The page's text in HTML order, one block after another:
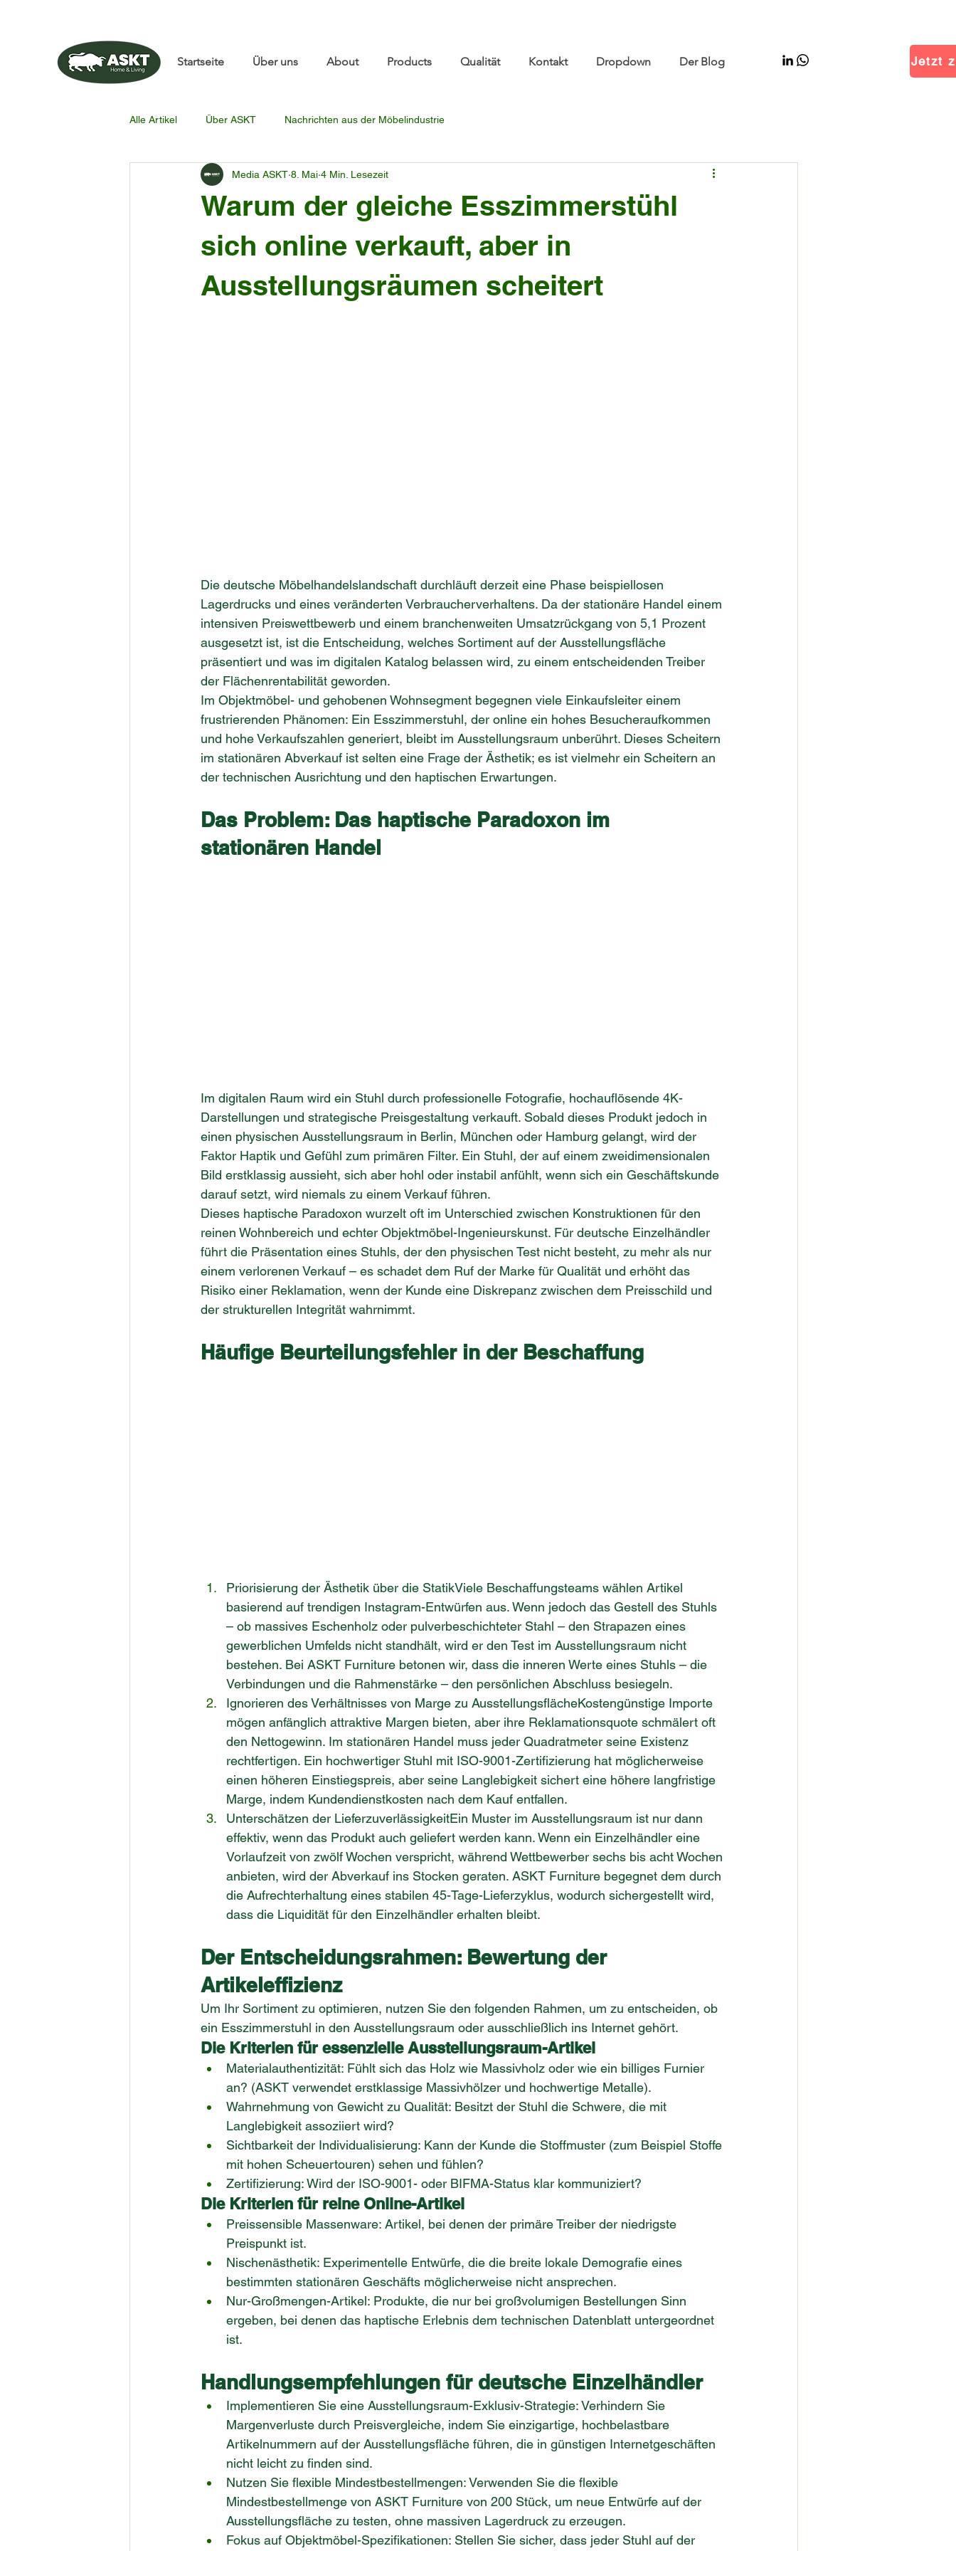
Startseite Über uns About Products Qualität Kontakt Dropdown Der Blog Jetzt
Alle Artikel Über ASKT Nachrichten aus der Möbelindustrie
Warum der gleiche Esszimmerstühl
sich online verkauft, aber in
Ausstellungsräumen scheitert
Media ASKT 8. Mai 4 Min. Lesezeit
Die deutsche Möbelhandelslandschaft durchläuft derzeit eine Phase beispiellosen
Lagerdrucks und eines veränderten Verbraucherverhaltens. Da der stationäre Handel einem
intensiven Preiswettbewerb und einem branchenweiten Umsatzrückgang von 5,1 Prozent
ausgesetzt ist, ist die Entscheidung, welches Sortiment auf der Ausstellungsfläche
präsentiert und was im digitalen Katalog belassen wird, zu einem entscheidenden Treiber
der Flächenrentabilität geworden.
Im Objektmöbel- und gehobenen Wohnsegment begegnen viele Einkaufsleiter einem
frustrierenden Phänomen: Ein Esszimmerstuhl, der online ein hohes Besucheraufkommen
und hohe Verkaufszahlen generiert, bleibt im Ausstellungsraum unberührt. Dieses Scheitern
im stationären Abverkauf ist selten eine Frage der Ästhetik; es ist vielmehr ein Scheitern an
der technischen Ausrichtung und den haptischen Erwartungen.
Das Problem: Das haptische Paradoxon im
stationären Handel
Im digitalen Raum wird ein Stuhl durch professionelle Fotografie, hochauflösende 4K-
Darstellungen und strategische Preisgestaltung verkauft. Sobald dieses Produkt jedoch in
einen physischen Ausstellungsraum in Berlin, München oder Hamburg gelangt, wird der
Faktor Haptik und Gefühl zum primären Filter. Ein Stuhl, der auf einem zweidimensionalen
Bild erstklassig aussieht, sich aber hohl oder instabil anfühlt, wenn sich ein Geschäftskunde
darauf setzt, wird niemals zu einem Verkauf führen.
Dieses haptische Paradoxon wurzelt oft im Unterschied zwischen Konstruktionen für den
reinen Wohnbereich und echter Objektmöbel-Ingenieurskunst. Für deutsche Einzelhändler
führt die Präsentation eines Stuhls, der den physischen Test nicht besteht, zu mehr als nur
einem verlorenen Verkauf – es schadet dem Ruf der Marke für Qualität und erhöht das
Risiko einer Reklamation, wenn der Kunde eine Diskrepanz zwischen dem Preisschild und
der strukturellen Integrität wahrnimmt.
Häufige Beurteilungsfehler in der Beschaffung
Priorisierung der Ästhetik über die StatikViele Beschaffungsteams wählen Artikel
basierend auf trendigen Instagram-Entwürfen aus. Wenn jedoch das Gestell des Stuhls
– ob massives Eschenholz oder pulverbeschichteter Stahl – den Strapazen eines
gewerblichen Umfelds nicht standhält, wird er den Test im Ausstellungsraum nicht
bestehen. Bei ASKT Furniture betonen wir, dass die inneren Werte eines Stuhls – die
Verbindungen und die Rahmenstärke – den persönlichen Abschluss besiegeln.
Ignorieren des Verhältnisses von Marge zu AusstellungsflächeKostengünstige Importe
mögen anfänglich attraktive Margen bieten, aber ihre Reklamationsquote schmälert oft
den Nettogewinn. Im stationären Handel muss jeder Quadratmeter seine Existenz
rechtfertigen. Ein hochwertiger Stuhl mit ISO-9001-Zertifizierung hat möglicherweise
einen höheren Einstiegspreis, aber seine Langlebigkeit sichert eine höhere langfristige
Marge, indem Kundendienstkosten nach dem Kauf entfallen.
Unterschätzen der LieferzuverlässigkeitEin Muster im Ausstellungsraum ist nur dann
effektiv, wenn das Produkt auch geliefert werden kann. Wenn ein Einzelhändler eine
Vorlaufzeit von zwölf Wochen verspricht, während Wettbewerber sechs bis acht Wochen
anbieten, wird der Abverkauf ins Stocken geraten. ASKT Furniture begegnet dem durch
die Aufrechterhaltung eines stabilen 45-Tage-Lieferzyklus, wodurch sichergestellt wird,
dass die Liquidität für den Einzelhändler erhalten bleibt.
Der Entscheidungsrahmen: Bewertung der
Artikeleffizienz
Um Ihr Sortiment zu optimieren, nutzen Sie den folgenden Rahmen, um zu entscheiden, ob
ein Esszimmerstuhl in den Ausstellungsraum oder ausschließlich ins Internet gehört.
Die Kriterien für essenzielle Ausstellungsraum-Artikel
Materialauthentizität: Fühlt sich das Holz wie Massivholz oder wie ein billiges Furnier
an? (ASKT verwendet erstklassige Massivhölzer und hochwertige Metalle).
Wahrnehmung von Gewicht zu Qualität: Besitzt der Stuhl die Schwere, die mit
Langlebigkeit assoziiert wird?
Sichtbarkeit der Individualisierung: Kann der Kunde die Stoffmuster (zum Beispiel Stoffe
mit hohen Scheuertouren) sehen und fühlen?
Zertifizierung: Wird der ISO-9001- oder BIFMA-Status klar kommuniziert?
Die Kriterien für reine Online-Artikel
Preissensible Massenware: Artikel, bei denen der primäre Treiber der niedrigste
Preispunkt ist.
Nischenästhetik: Experimentelle Entwürfe, die die breite lokale Demografie eines
bestimmten stationären Geschäfts möglicherweise nicht ansprechen.
Nur-Großmengen-Artikel: Produkte, die nur bei großvolumigen Bestellungen Sinn
ergeben, bei denen das haptische Erlebnis dem technischen Datenblatt untergeordnet
ist.
Handlungsempfehlungen für deutsche Einzelhändler
Implementieren Sie eine Ausstellungsraum-Exklusiv-Strategie: Verhindern Sie
Margenverluste durch Preisvergleiche, indem Sie einzigartige, hochbelastbare
Artikelnummern auf der Ausstellungsfläche führen, die in günstigen Internetgeschäften
nicht leicht zu finden sind.
Nutzen Sie flexible Mindestbestellmengen: Verwenden Sie die flexible
Mindestbestellmenge von ASKT Furniture von 200 Stück, um neue Entwürfe auf der
Ausstellungsfläche zu testen, ohne massiven Lagerdruck zu erzeugen.
Fokus auf Objektmöbel-Spezifikationen: Stellen Sie sicher, dass jeder Stuhl auf der